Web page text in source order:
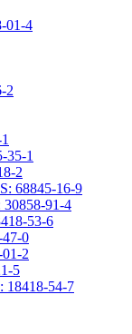
01-4
2
35-1
2
68845-16-9
91-4
53-6
0
2
5
18418-54-7